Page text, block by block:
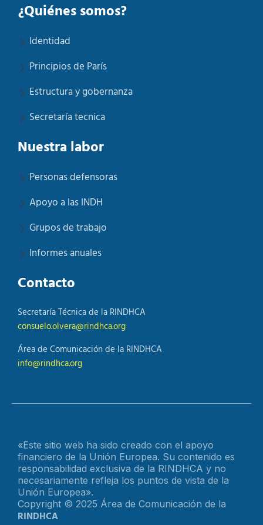
¿Quiénes somos?
Identidad
Principios de París
Estructura y gobernanza
Secretaría tecnica
Nuestra labor
Personas defensoras
Apoyo a las INDH
Grupos de trabajo
Informes anuales
Contacto
Secretaría Técnica de la RINDHCA
consuelo.olvera@rindhca.org
Área de Comunicación de la RINDHCA
info@rindhca.org
«Este sitio web ha sido creado con el apoyo
financiero de la Unión Europea. Su contenido es
responsabilidad exclusiva de la RINDHCA y no
necesariamente refleja los puntos de vista de la
Unión Europea».
Copyright © 2025 Área de Comunicación de la
RINDHCA